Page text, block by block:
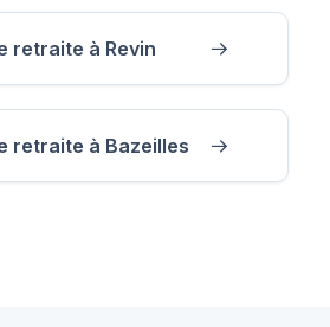
retraite à Revin
retraite à Bazeilles